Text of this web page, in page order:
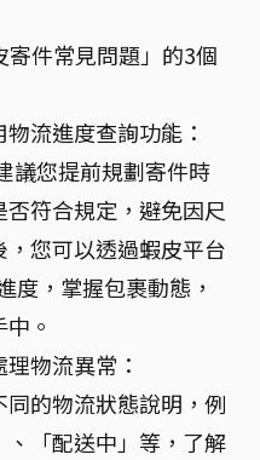
件常見問題」的3個
流進度查詢功能：
議您提前規劃寄件時
符合規定，避免因尺
您可以透過蝦皮平台
度，掌握包裹動態，
。
物流異常：
的物流狀態說明，例
「配送中」等，了解